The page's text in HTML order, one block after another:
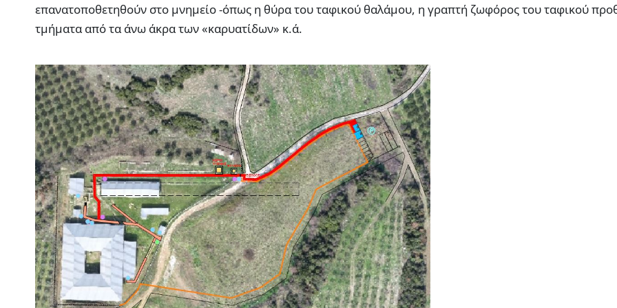
επανατοποθετηθούν στο μνημείο -όπως η θύρα του ταφικού θαλάμου, η γραπτή ζωφόρος του ταφικού
τμήματα από τα άνω άκρα των «καρυατίδων» κ.ά.